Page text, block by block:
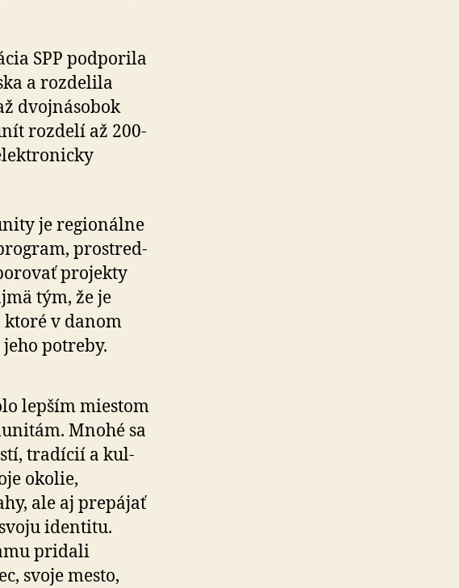
SPP pod­po­rila
a roz­de­lila
dvoj­ná­so­bok
rozdelí až 200-
je re­gio­nál­ne
prostred­
projekty
tým, že je
ktoré v danom
potreby.
lepším miestom
Mnohé sa
tra­dícií a kul­
okolie,
ale aj prepájať
identitu.
pridali
svoje mesto,